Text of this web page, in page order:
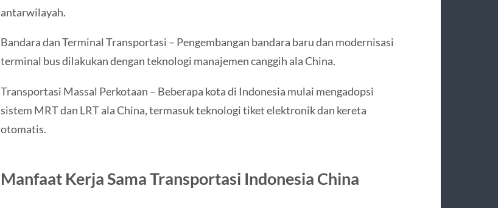
antarwilayah.
Bandara dan Terminal Transportasi – Pengembangan bandara baru dan modernisasi
terminal bus dilakukan dengan teknologi manajemen canggih ala China.
Transportasi Massal Perkotaan – Beberapa kota di Indonesia mulai mengadopsi
sistem MRT dan LRT ala China, termasuk teknologi tiket elektronik dan kereta
otomatis.
Manfaat Kerja Sama Transportasi Indonesia China